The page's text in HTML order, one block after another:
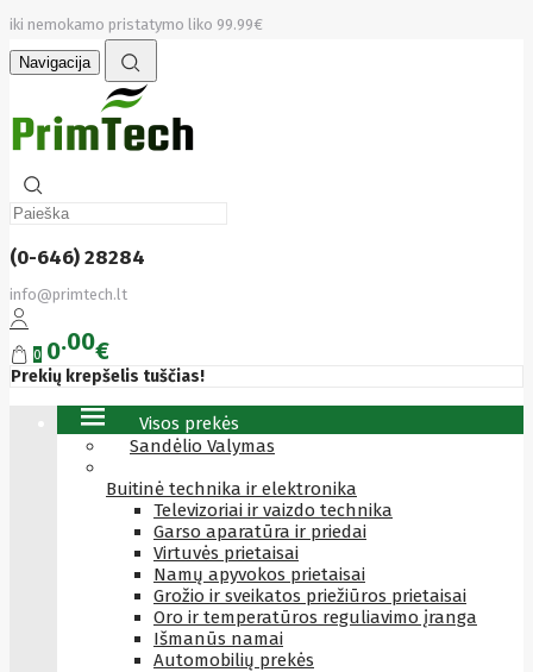
iki nemokamo pristatymo liko 99.99€
Navigacija
(0-646) 28284
info@primtech.lt
0 0 00€
Prekių krepšelis tuščias!
Visos prekės
Sandėlio Valymas
Buitinė technika ir elektronika
Televizoriai ir vaizdo technika
Garso aparatūra ir priedai
Virtuvės prietaisai
Namų apyvokos prietaisai
Grožio ir sveikatos priežiūros prietaisai
Oro ir temperatūros reguliavimo įranga
Išmanūs namai
Automobilių prekės